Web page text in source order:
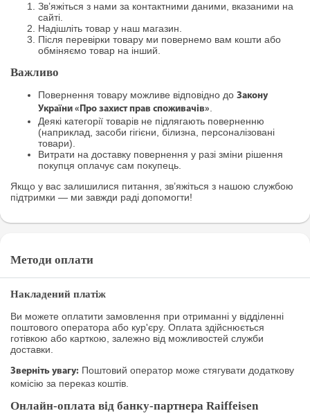
Зв’яжіться з нами за контактними даними, вказаними на
сайті.
Надішліть товар у наш магазин.
Після перевірки товару ми повернемо вам кошти або
обміняємо товар на інший.
Важливо
Повернення товару можливе відповідно до Закону
України «Про захист прав споживачів».
Деякі категорії товарів не підлягають поверненню
(наприклад, засоби гігієни, білизна, персоналізовані
товари).
Витрати на доставку повернення у разі зміни рішення
покупця оплачує сам покупець.
Якщо у вас залишилися питання, зв’яжіться з нашою службою
підтримки — ми завжди раді допомогти!
Методи оплати
Накладений платіж
Ви можете оплатити замовлення при отриманні у відділенні
поштового оператора або кур'єру. Оплата здійснюється
готівкою або карткою, залежно від можливостей служби
доставки.
Зверніть увагу: Поштовий оператор може стягувати додаткову
комісію за переказ коштів.
Онлайн-оплата від банку-партнера Raiffeisen